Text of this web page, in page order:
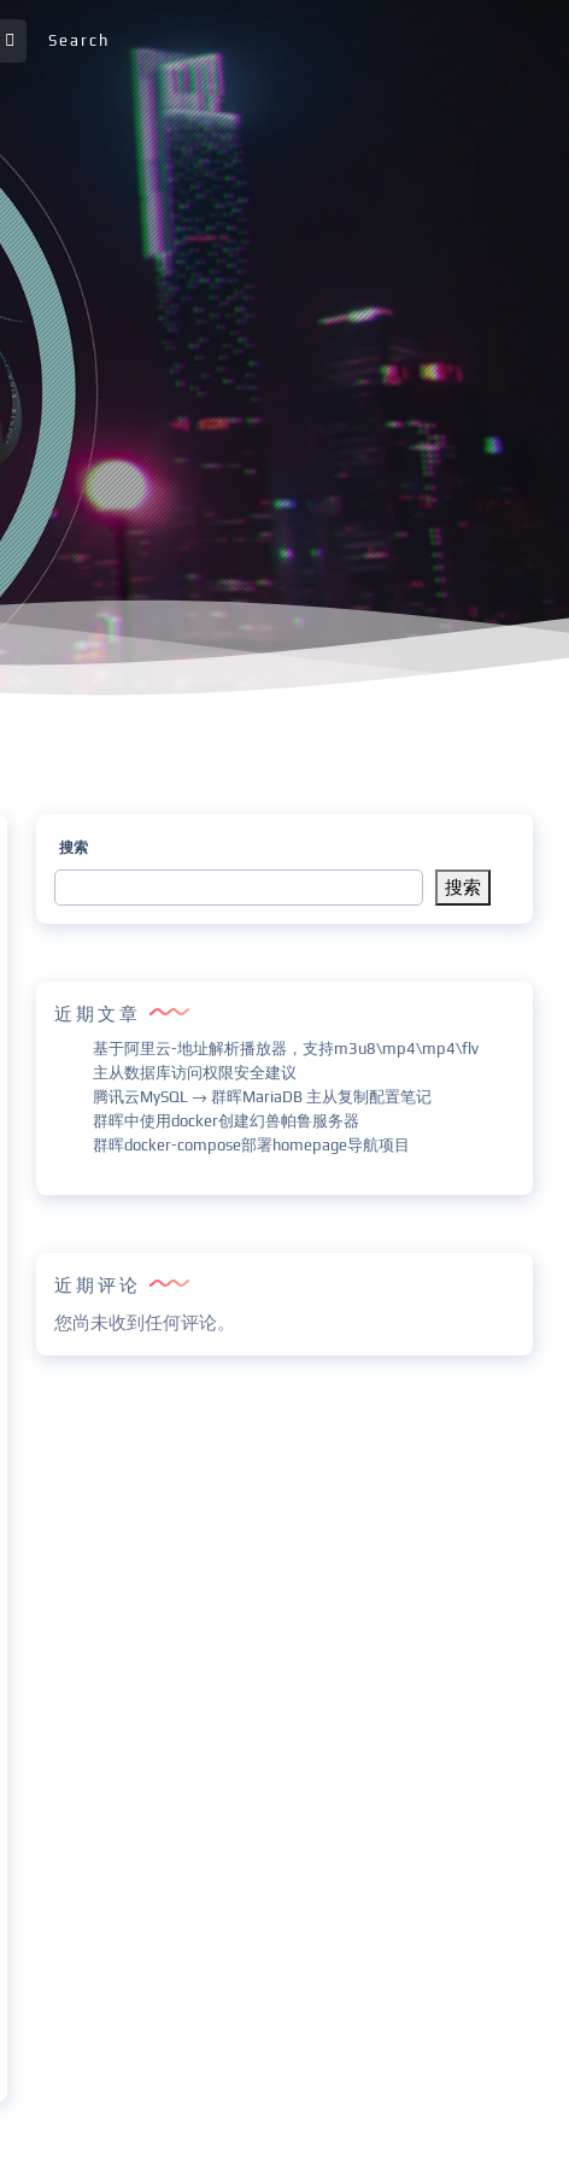
Search
搜索
搜索
近期文章
基于阿里云-地址解析播放器，支持m3u8\mp4\mp4\flv
主从数据库访问权限安全建议
腾讯云MySQL → 群晖MariaDB 主从复制配置笔记
群晖中使用docker创建幻兽帕鲁服务器
群晖docker-compose部署homepage导航项目
近期评论
您尚未收到任何评论。